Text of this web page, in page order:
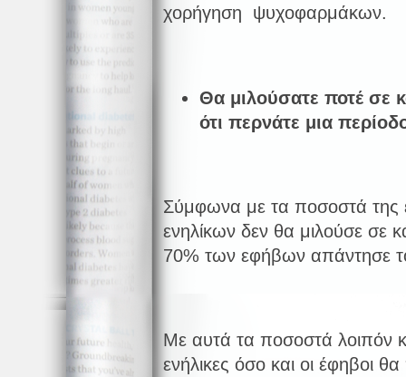
χορήγηση ψυχοφαρμάκων.
Θα μιλούσατε ποτέ σε
ότι περνάτε μια
Σύμφωνα με τα ποσοστά της
ενηλίκων δεν θα μιλούσε σε
70% των εφήβων απάντησε
Με αυτά τα ποσοστά λοιπόν
ενήλικες όσο και οι έφηβοι